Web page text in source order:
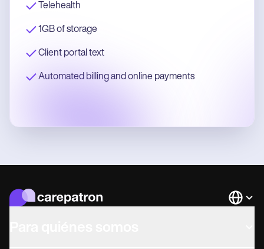
Telehealth
1GB of storage
Client portal text
Automated billing and online payments